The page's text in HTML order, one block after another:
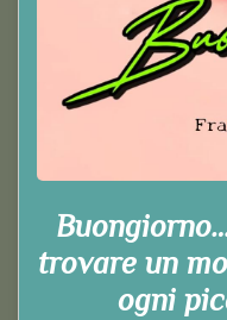
trovare un
ogni